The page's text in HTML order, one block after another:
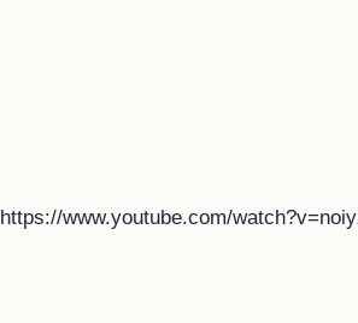
https://www.youtube.com/